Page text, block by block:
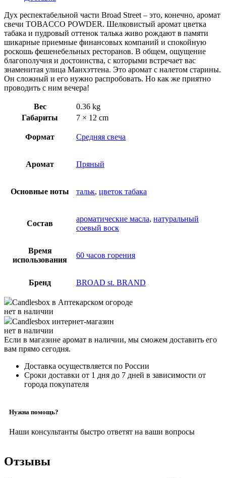
Дух респектабельной части Broad Street – это, конечно, аромат
свечи TOBACCO POWDER. Шелковистый аромат цветка
табака и пудровый оттенок талька живо рождают в памяти
шикарные приемные финансовых компаний и спокойную
роскошь фешенебельных ресторанов. В общем, ощущение
благополучия и достоинства, с которыми встречает вас
знаменитая улица Манхэттена. Это аромат с налетом старины.
Он сложный и его нужно распробовать. Но как же приятно
проводить с ним вечера!
Вес
0.36 kg
Габариты
7 × 12 cm
Формат Средняя свеча
Аромат Пряный
Основные ноты тальк, цветок табака
Состав
ароматические масла, натуральный
соевый воск
Время
использования
60 часов горения
Бренд BROAD st. BRAND
Candlesbox в Аптекарском огороде
нет в наличии
Candlesbox интернет-магазин
нет в наличии
Если в магазине аромат в наличии, мы сможем доставить его
вам прямо сегодня.
Доставка осуществляется по России
Сроки доставки от 1 дня до 7 дней в зависимости от
города покупателя
Нужна помощь?
Наши консультанты быстро ответят на ваши вопросы
Отзывы